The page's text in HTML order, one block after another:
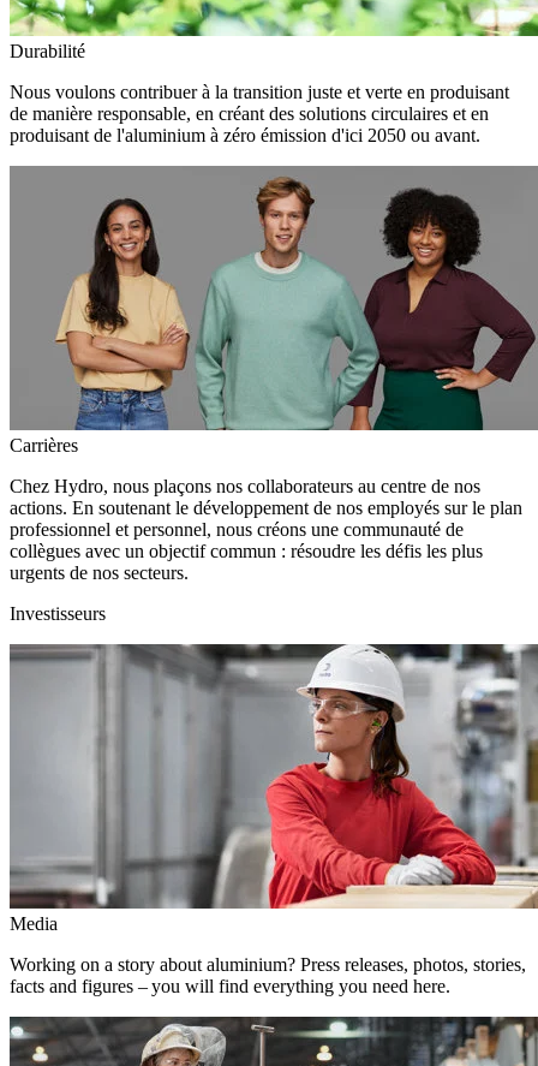
Durabilité
Nous voulons contribuer à la transition juste et verte en produisant
de manière responsable, en créant des solutions circulaires et en
produisant de l'aluminium à zéro émission d'ici 2050 ou avant.
Carrières
Chez Hydro, nous plaçons nos collaborateurs au centre de nos
actions. En soutenant le développement de nos employés sur le plan
professionnel et personnel, nous créons une communauté de
collègues avec un objectif commun : résoudre les défis les plus
urgents de nos secteurs.
Investisseurs
Media
Working on a story about aluminium? Press releases, photos, stories,
facts and figures – you will find everything you need here.